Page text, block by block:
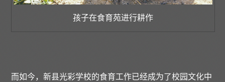
孩子在食育苑进行耕作
而如今，新县光彩学校的食育工作已经成为了校园文化中